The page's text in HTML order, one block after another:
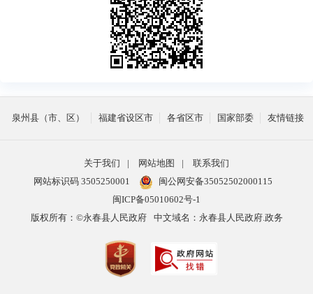
泉州县（市、区） 福建省设区市 各省区市 国家部委 友情链接
关于我们 | 网站地图 |
联系我们
网站标识码 3505250001
闽公网安备35052502000115
闽ICP备05010602号-1
版权所有：©永春县人民政府
中文域名：永春县人民政府.政务